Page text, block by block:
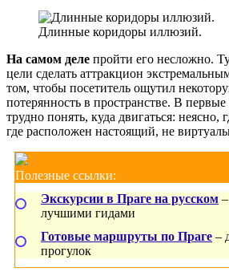
Длинные коридоры иллюзий.
На самом деле пройти его несложно.
цели сделать аттракцион
том, чтобы посетитель ощутил
потерянность в пространстве. В первые
трудно понять, куда двигаться: неясно,
где расположен настоящий, не
Полезные ссылки:
Экскурсии в Праге на русском
лучшими гидами
Готовые маршруты по Праге –
прогулок